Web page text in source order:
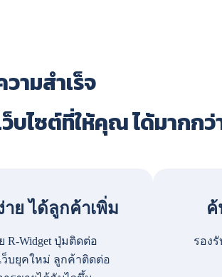
ามสำเร็จ
ไซต์ที่ให้คุณ ได้มากกว่
ย ได้ลูกค้าเพิ่ม
R-Widget ปุ่มติดต่อ
ว็บยุคใหม่ ลูกค้าติดต่อ
ค้
รอง